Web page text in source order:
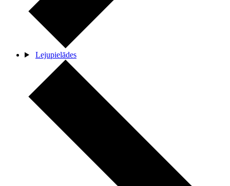
Lejupielādes